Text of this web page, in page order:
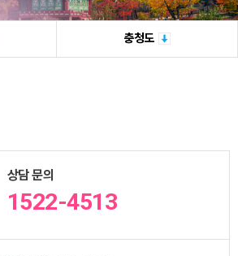
충청도
상담 문의
1522-4513